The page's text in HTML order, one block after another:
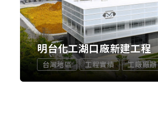
明台化工湖口廠新建工程
台灣地區 工程實績 工廠廠辦